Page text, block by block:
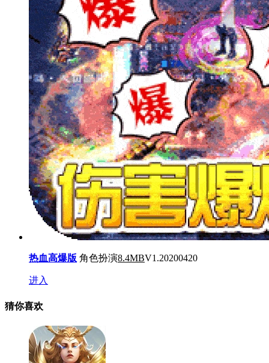
热血高爆版 角色扮演8.4MBV1.20200420
进入
猜你喜欢